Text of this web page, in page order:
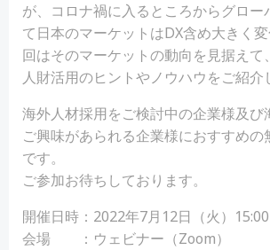
が、コロナ禍に入るところからグロー
て日本のマーケットはDX含め大きく
回はそのマーケットの動向を見据えて
人財活用のヒントやノウハウをご紹介
海外人材採用をご検討中の企業様及び
ご興味があられる企業様におすすめの
です。
ご参加お待ちしております。
開催日時：2022年7月12日（火）
会場 ：ウェビナー（Zoom）